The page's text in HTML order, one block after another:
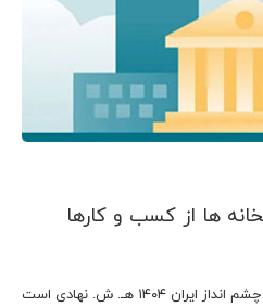
ها از کسب و کارها
نهاد کتابخانه ­های عمومی کشور در چشم­ انداز ایران ۱۴۰۴ هـ. ش. نهادی است